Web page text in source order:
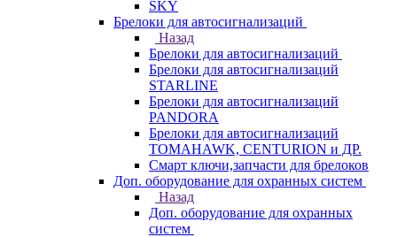
SKY
Брелоки для автосигнализаций
Назад
Брелоки для автосигнализаций
Брелоки для автосигнализаций
STARLINE
Брелоки для автосигнализаций
PANDORA
Брелоки для автосигнализаций
TOMAHAWK, CENTURION и ДР.
Смарт ключи,запчасти для брелоков
Доп. оборудование для охранных систем
Назад
Доп. оборудование для охранных
систем